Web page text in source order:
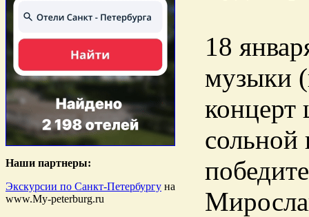
Наши партнеры:
Экскурсии по Санкт-Петербургу на
www.My-peterburg.ru
18
музыки
концерт
сольной